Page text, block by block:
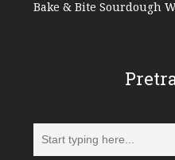
Bake & Bite Sourdough